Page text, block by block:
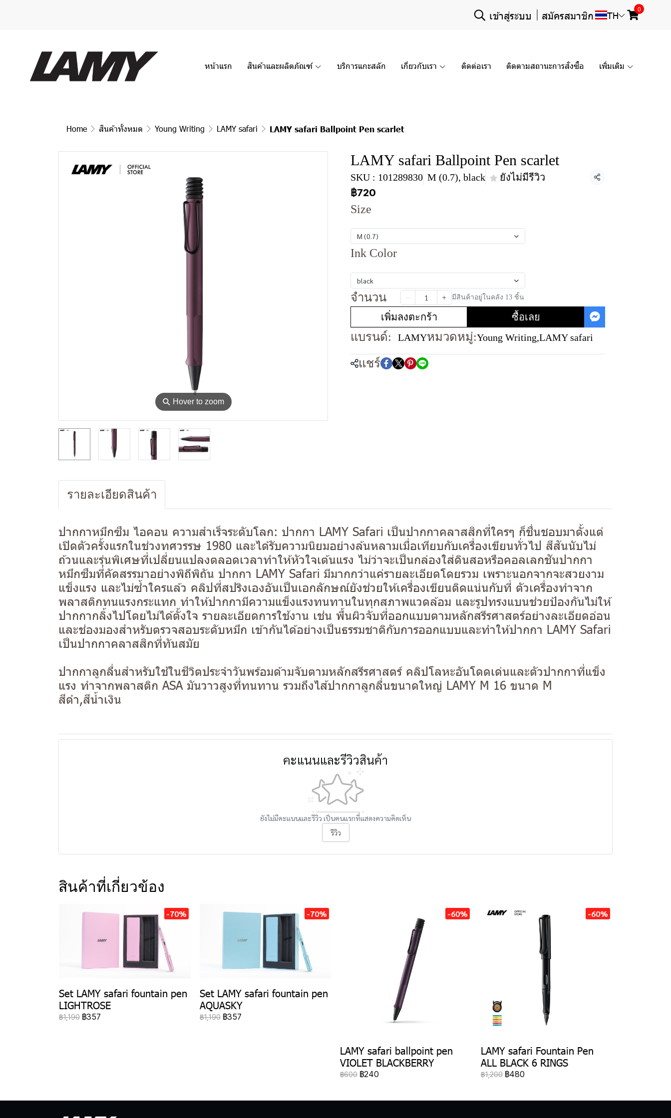
เข้าสู่ระบบ สมัครสมาชิก TH
0
หน้าแรก สินค้าและผลิตภัณฑ์ บริการแกะสลัก เกี่ยวกับเรา ติดต่อเรา ติดตามสถานะการสั่งซื้อ เพิ่มเติม
Home สินค้าทั้งหมด Young Writing LAMY safari LAMY safari Ballpoint Pen scarlet
⚲ Hover to zoom
LAMY safari Ballpoint Pen scarlet
SKU : 101289830 M (0.7), black ยังไม่มีรีวิว แชร์
฿720
Size
M (0.7)
Ink Color
black
จำนวน มีสินค้าอยู่ในคลัง 13 ชิ้น
เพิ่มลงตะกร้า ซื้อเลย
แบรนด์: LAMYหมวดหมู่:Young Writing,LAMY safari
แชร์
รายละเอียดสินค้า
ปากกาหมึกซึม ไอคอน ความสำเร็จระดับโลก: ปากกา LAMY Safari เป็นปากกาคลาสสิกที่ใครๆ ก็ชื่นชอบมาตั้งแต่
เปิดตัวครั้งแรกในช่วงทศวรรษ 1980 และได้รับความนิยมอย่างล้นหลามเมื่อเทียบกับเครื่องเขียนทั่วไป สีสันนับไม่
ถ้วนและรุ่นพิเศษที่เปลี่ยนแปลงตลอดเวลาทำให้หัวใจเต้นแรง ไม่ว่าจะเป็นกล่องใส่ดินสอหรือคอลเลกชันปากกา
หมึกซึมที่คัดสรรมาอย่างพิถีพิถัน ปากกา LAMY Safari มีมากกว่าแค่รายละเอียดโดยรวม เพราะนอกจากจะสวยงาม
แข็งแรง และไม่ซ้ำใครแล้ว คลิปที่สปริงเองอันเป็นเอกลักษณ์ยังช่วยให้เครื่องเขียนติดแน่นกับที่ ตัวเครื่องทำจาก
พลาสติกทนแรงกระแทก ทำให้ปากกามีความแข็งแรงทนทานในทุกสภาพแวดล้อม และรูปทรงแบนช่วยป้องกันไม่ให้
ปากกากลิ้งไปโดยไม่ได้ตั้งใจ รายละเอียดการใช้งาน เช่น พื้นผิวจับที่ออกแบบตามหลักสรีรศาสตร์อย่างละเอียดอ่อน
และช่องมองสำหรับตรวจสอบระดับหมึก เข้ากันได้อย่างเป็นธรรมชาติกับการออกแบบและทำให้ปากกา LAMY Safari
เป็นปากกาคลาสสิกที่ทันสมัย
ปากกาลูกลื่นสำหรับใช้ในชีวิตประจำวันพร้อมด้ามจับตามหลักสรีรศาสตร์ คลิปโลหะอันโดดเด่นและตัวปากกาที่แข็ง
แรง ทำจากพลาสติก ASA มันวาวสูงที่ทนทาน รวมถึงไส้ปากกาลูกลื่นขนาดใหญ่ LAMY M 16 ขนาด M
สีดำ,สีน้ำเงิน
คะแนนและรีวิวสินค้า
ยังไม่มีคะแนนและรีวิว เป็นคนแรกที่แสดงความคิดเห็น
รีวิว
สินค้าที่เกี่ยวข้อง
-70%
Set LAMY safari fountain pen
LIGHTROSE
฿1,190 ฿357
-70%
Set LAMY safari fountain pen
AQUASKY
฿1,190 ฿357
-60%
LAMY safari ballpoint pen
VIOLET BLACKBERRY
฿600 ฿240
-60%
LAMY safari Fountain Pen
ALL BLACK 6 RINGS
฿1,200 ฿480